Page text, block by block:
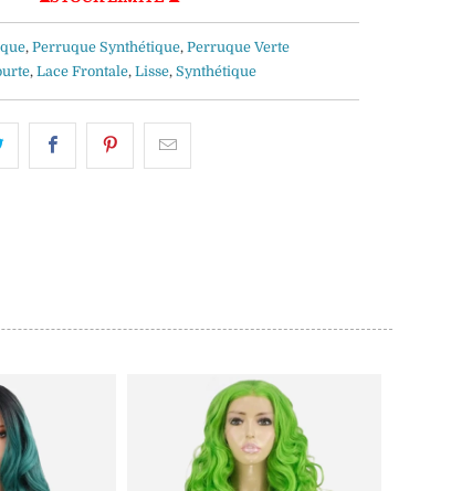
, Perruque Synthétique, Perruque Verte
, Lace Frontale, Lisse, Synthétique